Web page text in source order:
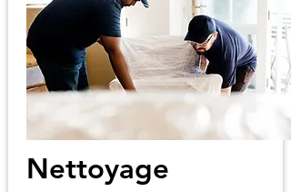
Nettoyage